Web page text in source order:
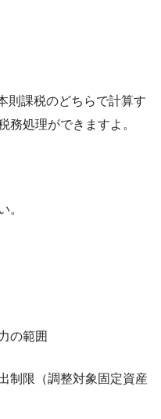
則課税のどちらで計算す
務処理ができますよ。
。
の範囲
制限（調整対象固定資産